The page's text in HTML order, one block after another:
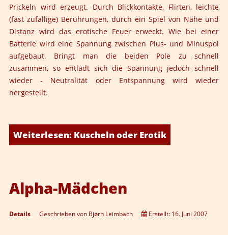
Prickeln wird erzeugt. Durch Blickkontakte, Flirten, leichte
(fast zufällige) Berührungen, durch ein Spiel von Nähe und
Distanz wird das erotische Feuer erweckt. Wie bei einer
Batterie wird eine Spannung zwischen Plus- und Minuspol
aufgebaut. Bringt man die beiden Pole zu schnell
zusammen, so entlädt sich die Spannung jedoch schnell
wieder - Neutralität oder Entspannung wird wieder
hergestellt.
Weiterlesen: Kuscheln oder Erotik
Alpha-Mädchen
Details Geschrieben von Bjørn Leimbach Erstellt: 16. Juni 2007